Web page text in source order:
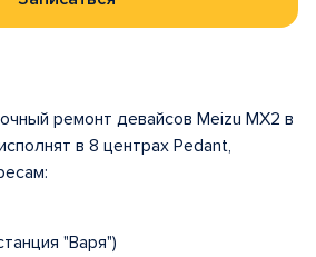
ремонт девайсов Meizu MX2 в
в 8 центрах Pedant,
"Варя")